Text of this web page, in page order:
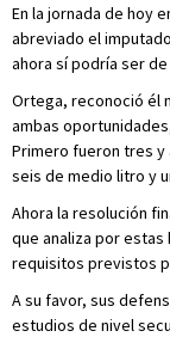
En la jornada de hoy
abreviado el
ahora sí podría ser
Ortega, reconoció él
ambas
Primero fueron tres y
seis de medio litro y
Ahora la resolución
que analiza por
requisitos previstos
A su favor, sus
estudios de nivel